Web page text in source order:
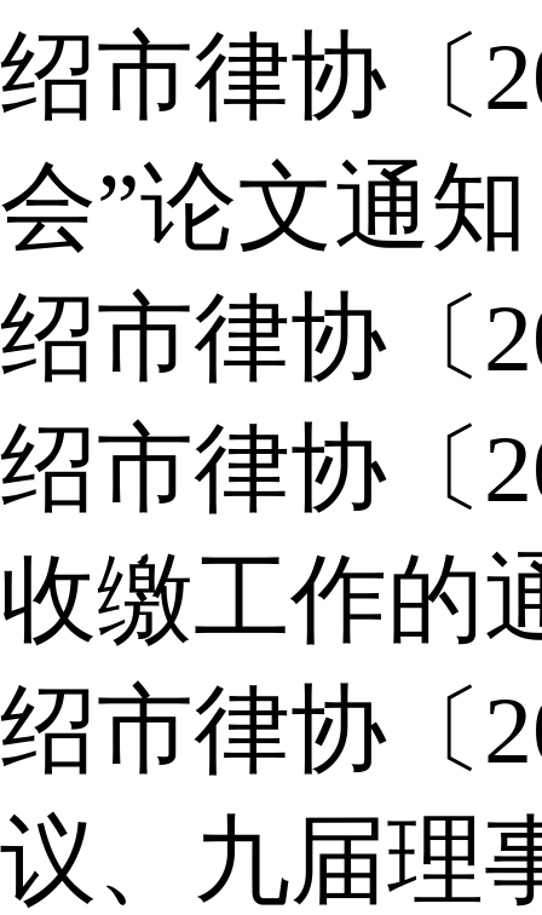
绍市律协〔
会”论文通知
绍市律协〔
绍市律协〔
收缴工作的
绍市律协〔
议、九届理